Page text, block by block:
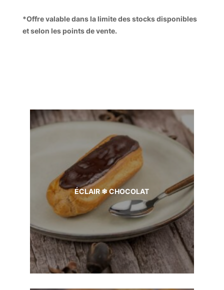
*Offre valable dans la limite des stocks disponibles
et selon les points de vente.
ÉCLAIR ❄ CHOCOLAT